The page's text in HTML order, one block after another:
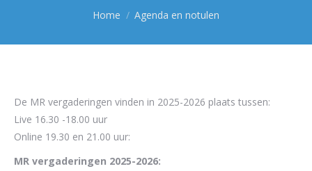
Je bent hier:
Home Agenda en notulen
De MR vergaderingen vinden in 2025-2026 plaats tussen:
Live 16.30 -18.00 uur
Online 19.30 en 21.00 uur:
MR vergaderingen 2025-2026: